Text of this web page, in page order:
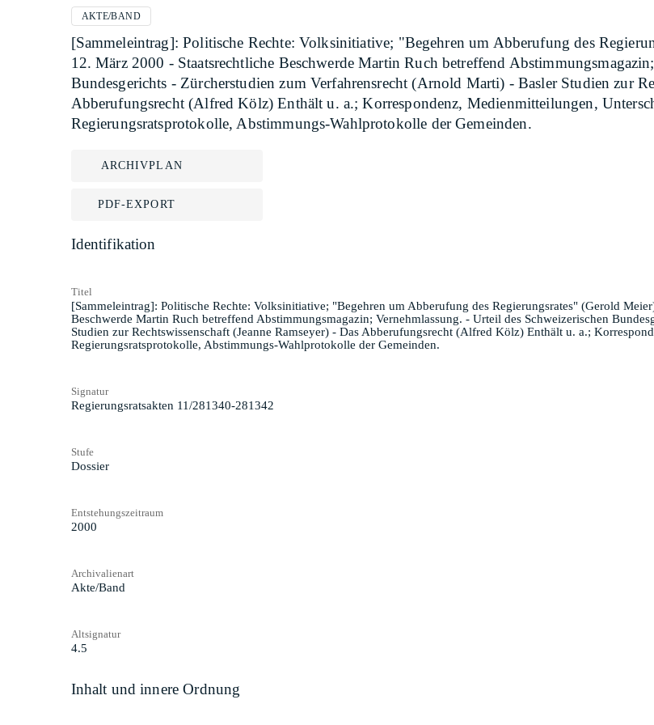
AKTE/BAND
[Sammeleintrag]: Politische Rechte: Volksinitiative; "Begehren um Abberufung des
12. März 2000 - Staatsrechtliche Beschwerde Martin Ruch betreffend
Bundesgerichts - Zürcherstudien zum Verfahrensrecht (Arnold Marti) - Basler Studien zur
Abberufungsrecht (Alfred Kölz) Enthält u. a.; Korrespondenz, Medienmitteilungen,
Regierungsratsprotokolle, Abstimmungs-Wahlprotokolle der Gemeinden.
ARCHIVPLAN
PDF-EXPORT
Identifikation
Titel
[Sammeleintrag]: Politische Rechte: Volksinitiative; "Begehren um Abberufung des Regierungsrates" (Gerold
Beschwerde Martin Ruch betreffend Abstimmungsmagazin; Vernehmlassung. - Urteil des Schweizerischen
Studien zur Rechtswissenschaft (Jeanne Ramseyer) - Das Abberufungsrecht (Alfred Kölz) Enthält u. a.;
Regierungsratsprotokolle, Abstimmungs-Wahlprotokolle der Gemeinden.
Signatur
Regierungsratsakten 11/281340-281342
Stufe
Dossier
Entstehungszeitraum
2000
Archivalienart
Akte/Band
Altsignatur
4.5
Inhalt und innere Ordnung